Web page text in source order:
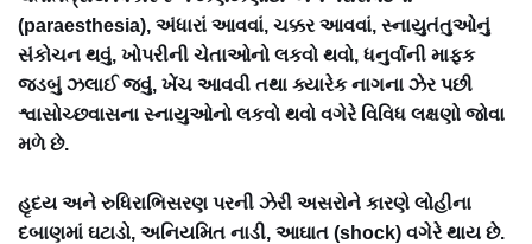
(paraesthesia), અંધારાં આવવાં, ચક્કર આવવાં, સ્નાયુતંતુઓનું
સંકોચન થવું, ખોપરીની ચેતાઓનો લકવો થવો, ધનુર્વાની માફક
જડબું ઝલાઈ જવુંં, ખેંચ આવવી તથા ક્યારેક નાગના ઝેર પછી
શ્વાસોચ્છવાસના સ્નાયુઓનો લકવો થવો વગેરે વિવિધ લક્ષણો જોવા
મળે છે.
હૃદય અને રુધિરાભિસરણ પરની ઝેરી અસરોને કારણે લોહીના
દબાણમાં ઘટાડો, અનિયમિત નાડી, આઘાત (shock) વગેરે થાય છે.